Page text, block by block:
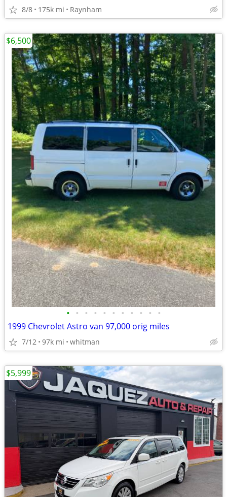
8/8 175k mi Raynham
• • • • • • • • • • •
1999 Chevrolet Astro van 97,000 orig miles
7/12 97k mi whitman
$6,500
$5,999